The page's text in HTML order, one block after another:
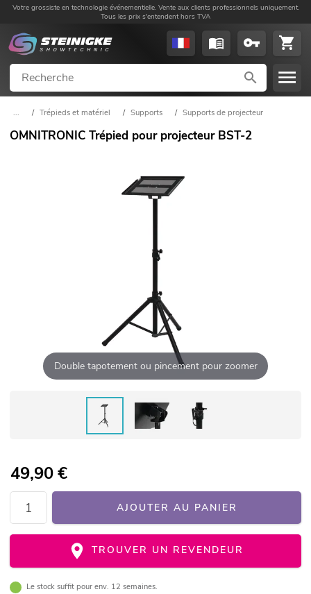
Votre grossiste en technologie événementielle. Vente aux clients professionnels uniquement.
Tous les prix s'entendent hors TVA
... / Trépieds et matériel / Supports / Supports de projecteur
OMNITRONIC Trépied pour projecteur BST-2
Double tapotement ou pincement pour zoomer
49,90€
AJOUTER AU PANIER
TROUVER UN REVENDEUR
Le stock suffit pour env. 12 semaines.